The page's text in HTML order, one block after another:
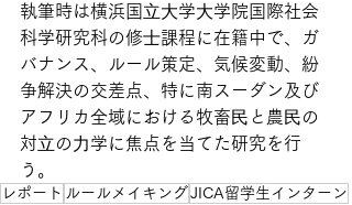
執筆時は横浜国⽴⼤学⼤学院国際社会
科学研究科の修⼠課程に在籍中で、ガ
バナンス、ルール策定、気候変動、紛
争解決の交差点、特に南スーダン及び
アフリカ全域における牧畜⺠と農⺠の
対⽴の⼒学に焦点を当てた研究を行
う。
レポート ルールメイキング JICA留学生インターン